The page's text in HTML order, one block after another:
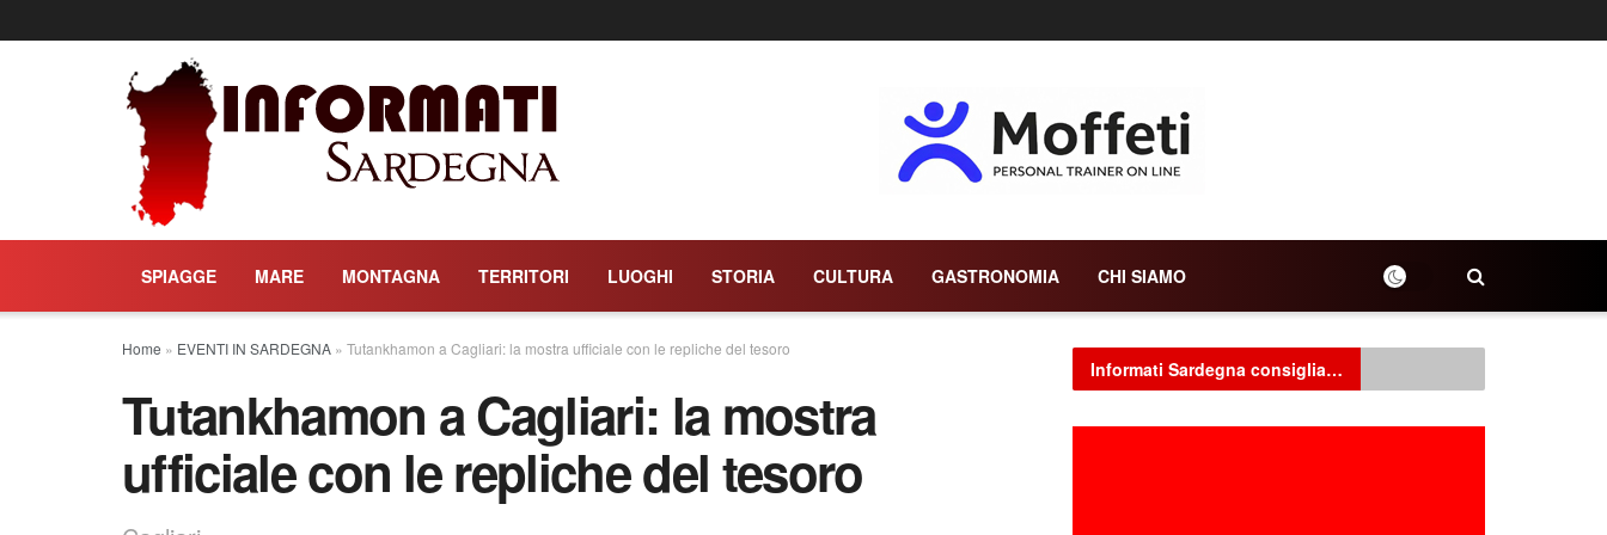
SPIAGGE MARE MONTAGNA TERRITORI LUOGHI STORIA CULTURA GASTRONOMIA CHI SIAMO
Home » EVENTI IN SARDEGNA » Tutankhamon a Cagliari: la mostra ufficiale con le repliche del tesoro
Tutankhamon a Cagliari: la mostra
ufficiale con le repliche del tesoro
Informati Sardegna consiglia…